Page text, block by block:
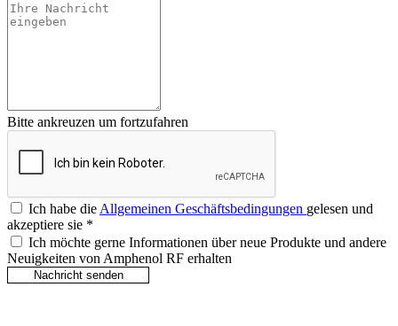
Bitte ankreuzen um fortzufahren
Ich habe die Allgemeinen Geschäftsbedingungen gelesen und
akzeptiere sie *
Ich möchte gerne Informationen über neue Produkte und andere
Neuigkeiten von Amphenol RF erhalten